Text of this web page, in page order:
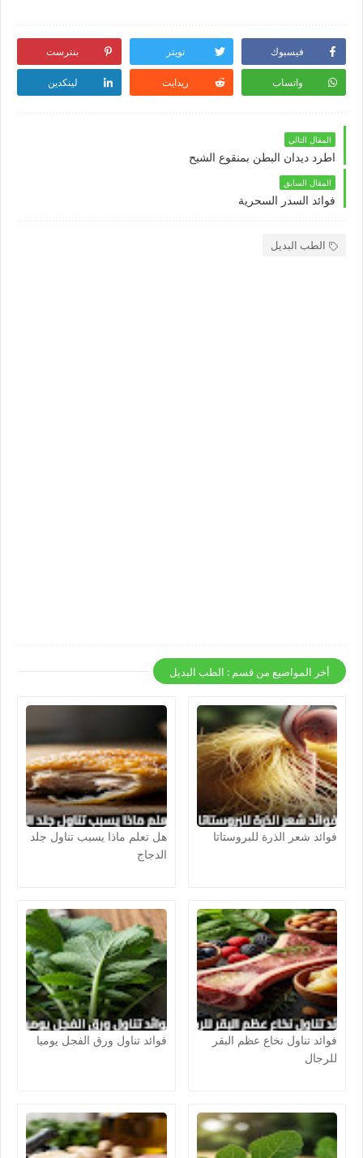
فيسبوك تويتر بنترست
واتساب ريدايت لينكدين
المقال التالي
اطرد ديدان البطن بمنقوع الشيح
المقال السابق
فوائد السدر السحرية
الطب البديل
أخر المواضيع من قسم : الطب البديل
فوائد شعر الذرة للبروستاتا
هل تعلم ماذا يسبب تناول جلد
الدجاج
فوائد تناول نخاع عظم البقر
للرجال
فوائد تناول ورق الفجل يوميا